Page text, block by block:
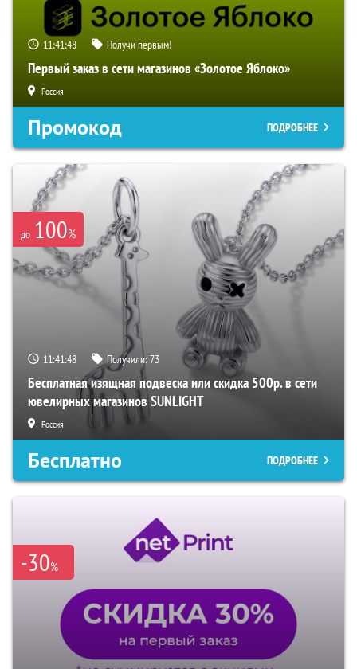
11:41:47 Получи первым!
Первый заказ в сети магазинов «Золотое Яблоко»
Россия
Промокод ПОДРОБНЕЕ
до 100%
11:41:47 Получили:73
Бесплатная изящная подвеска или скидка 500р. в сети
ювелирных магазинов SUNLIGHT
Россия
Бесплатно ПОДРОБНЕЕ
-30%